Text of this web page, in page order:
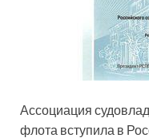
Ассоциация
флота вступила в